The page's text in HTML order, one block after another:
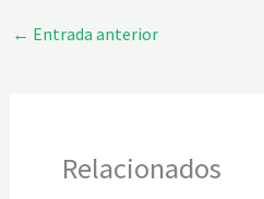
← Entrada anterior
Relacionados